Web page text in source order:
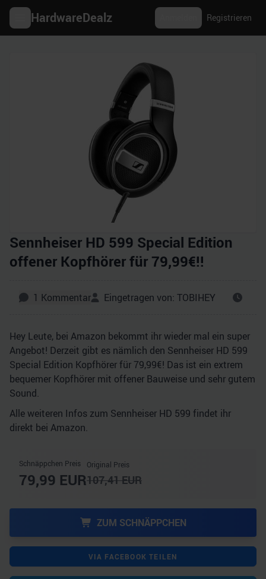
HardwareDealz Registrieren
Sennheiser HD 599 Special Edition
offener Kopfhörer für 79,99€!!
1 Kommentar Eingetragen von: TOBIHEY
Hey Leute, bei Amazon bekommt ihr wieder mal ein super
Angebot! Derzeit gibt es nämlich den Sennheiser HD 599
Special Edition Kopfhörer für 79,99€! Das ist ein extrem
bequemer Kopfhörer mit offener Bauweise und sehr gutem
Sound.
Alle weiteren Infos zum Sennheiser HD 599 findet ihr
direkt bei Amazon.
Schnäppchen Preis
79,99 EUR
Original Preis
107,41EUR
ZUM SCHNÄPPCHEN
VIA FACEBOOK TEILEN